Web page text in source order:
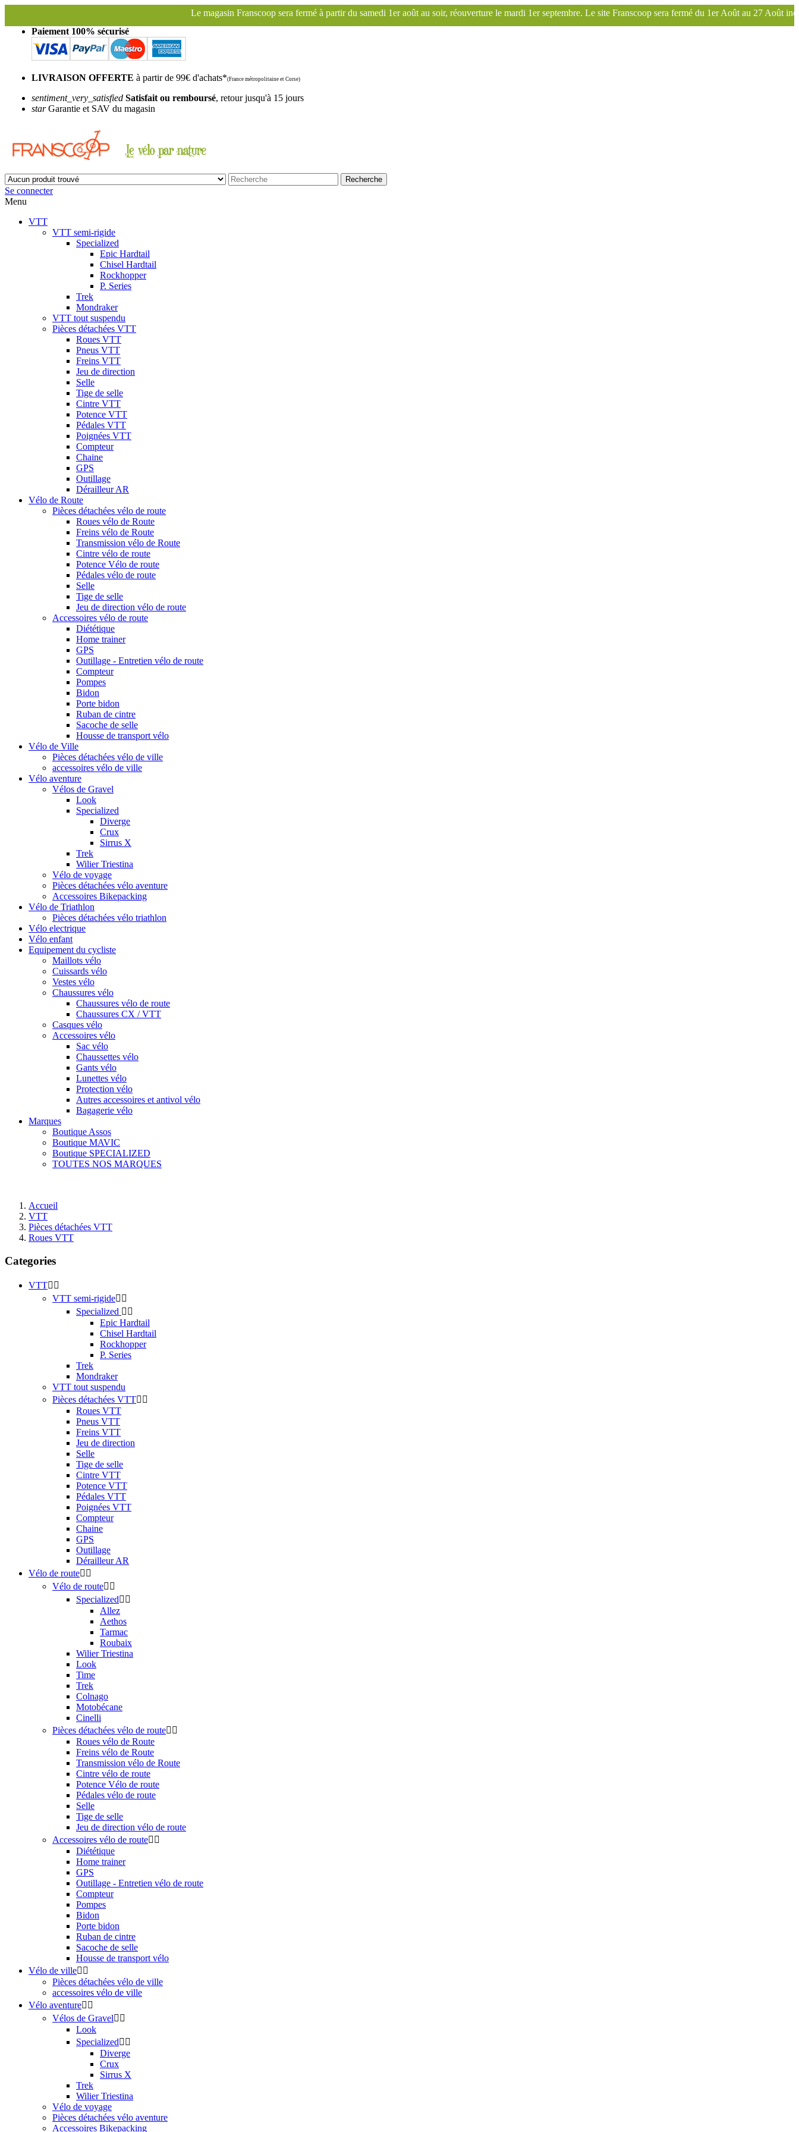
Le magasin Franscoop sera fermé à partir du samedi 1er août au soir, réouverture le mardi 1er septembre. Le site Franscoop sera fermé du 1er Août au 27 Août inclus. Bonnes
Paiement 100% sécurisé
LIVRAISON OFFERTE à partir de 99€ d'achats*(France métropolitaine et Corse)
sentiment_very_satisfied Satisfait ou remboursé, retour jusqu'à 15 jours
starGarantie et SAV du magasin
Recherche
Se connecter
Menu
VTT
VTT semi-rigide
Specialized
Epic Hardtail
Chisel Hardtail
Rockhopper
P. Series
Trek
Mondraker
VTT tout suspendu
Pièces détachées VTT
Roues VTT
Pneus VTT
Freins VTT
Jeu de direction
Selle
Tige de selle
Cintre VTT
Potence VTT
Pédales VTT
Poignées VTT
Compteur
Chaine
GPS
Outillage
Dérailleur AR
Vélo de Route
Pièces détachées vélo de route
Roues vélo de Route
Freins vélo de Route
Transmission vélo de Route
Cintre vélo de route
Potence Vélo de route
Pédales vélo de route
Selle
Tige de selle
Jeu de direction vélo de route
Accessoires vélo de route
Diététique
Home trainer
GPS
Outillage - Entretien vélo de route
Compteur
Pompes
Bidon
Porte bidon
Ruban de cintre
Sacoche de selle
Housse de transport vélo
Vélo de Ville
Pièces détachées vélo de ville
accessoires vélo de ville
Vélo aventure
Vélos de Gravel
Look
Specialized
Diverge
Crux
Sirrus X
Trek
Wilier Triestina
Vélo de voyage
Pièces détachées vélo aventure
Accessoires Bikepacking
Vélo de Triathlon
Pièces détachées vélo triathlon
Vélo electrique
Vélo enfant
Equipement du cycliste
Maillots vélo
Cuissards vélo
Vestes vélo
Chaussures vélo
Chaussures vélo de route
Chaussures CX / VTT
Casques vélo
Accessoires vélo
Sac vélo
Chaussettes vélo
Gants vélo
Lunettes vélo
Protection vélo
Autres accessoires et antivol vélo
Bagagerie vélo
Marques
Boutique Assos
Boutique MAVIC
Boutique SPECIALIZED
TOUTES NOS MARQUES
Accueil
VTT
Pièces détachées VTT
Roues VTT
Categories
VTT 
VTT semi-rigide 
Specialized  
Epic Hardtail
Chisel Hardtail
Rockhopper
P. Series
Trek
Mondraker
VTT tout suspendu
Pièces détachées VTT 
Roues VTT
Pneus VTT
Freins VTT
Jeu de direction
Selle
Tige de selle
Cintre VTT
Potence VTT
Pédales VTT
Poignées VTT
Compteur
Chaine
GPS
Outillage
Dérailleur AR
Vélo de route 
Vélo de route 
Specialized 
Allez
Aethos
Tarmac
Roubaix
Wilier Triestina
Look
Time
Trek
Colnago
Motobécane
Cinelli
Pièces détachées vélo de route 
Roues vélo de Route
Freins vélo de Route
Transmission vélo de Route
Cintre vélo de route
Potence Vélo de route
Pédales vélo de route
Selle
Tige de selle
Jeu de direction vélo de route
Accessoires vélo de route 
Diététique
Home trainer
GPS
Outillage - Entretien vélo de route
Compteur
Pompes
Bidon
Porte bidon
Ruban de cintre
Sacoche de selle
Housse de transport vélo
Vélo de ville 
Pièces détachées vélo de ville
accessoires vélo de ville
Vélo aventure 
Vélos de Gravel 
Look
Specialized 
Diverge
Crux
Sirrus X
Trek
Wilier Triestina
Vélo de voyage
Pièces détachées vélo aventure
Accessoires Bikepacking